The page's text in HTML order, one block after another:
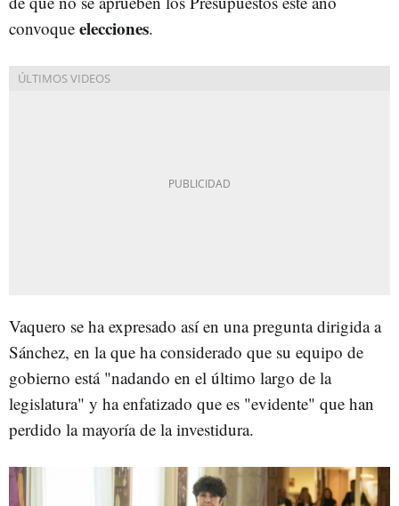
convoque elecciones.
Vaquero se ha expresado así en una pregunta dirigida a
Sánchez, en la que ha considerado que su equipo de
gobierno está "nadando en el último largo de la
legislatura" y ha enfatizado que es "evidente" que han
perdido la mayoría de la investidura.